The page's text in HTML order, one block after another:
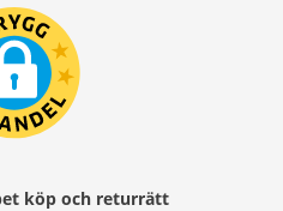
köp och returrätt